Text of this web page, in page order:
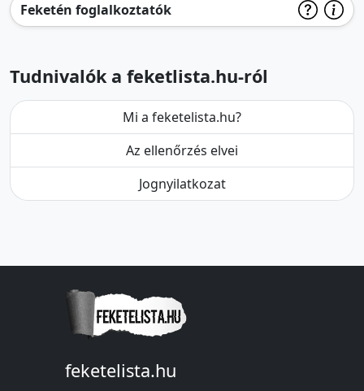
Feketén foglalkoztatók
Tudnivalók a feketlista.hu-ról
Mi a feketelista.hu?
Az ellenőrzés elvei
Jognyilatkozat
feketelista.hu